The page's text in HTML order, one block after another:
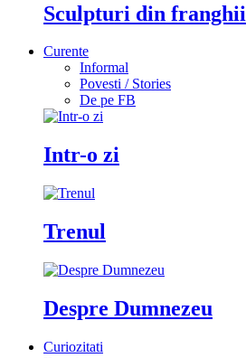
Sculpturi din franghii
Curente
Informal
Povesti / Stories
De pe FB
Intr-o zi
Trenul
Despre Dumnezeu
Curiozitati